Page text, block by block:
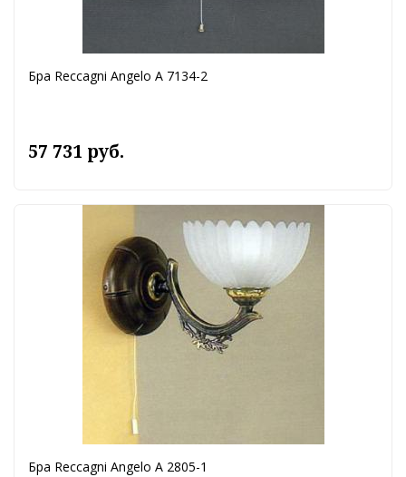
Бра Reccagni Angelo A 7134-2
57 731 руб.
Бра Reccagni Angelo A 2805-1